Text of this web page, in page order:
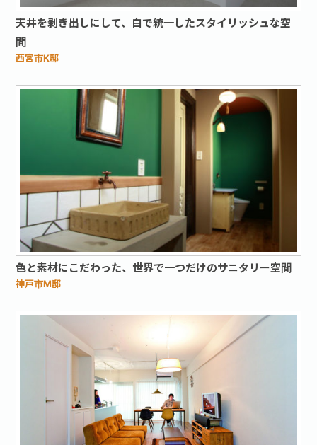
天井を剥き出しにして、白で統一したスタイリッシュな空
間
西宮市K邸
色と素材にこだわった、世界で一つだけのサニタリー空間
神戸市M邸